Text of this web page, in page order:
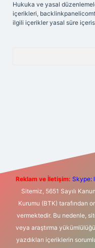
Hukuka ve yasal
içerikleri,
ilgili içerikler yasal süre
Reklam ve İletişim: Skype:
Sitemiz, 5651 Sayılı
Kurumu (BTK) tarafından
vermektedir. Bu nedenle,
veya araştırma
yazdıkları içeriklerin